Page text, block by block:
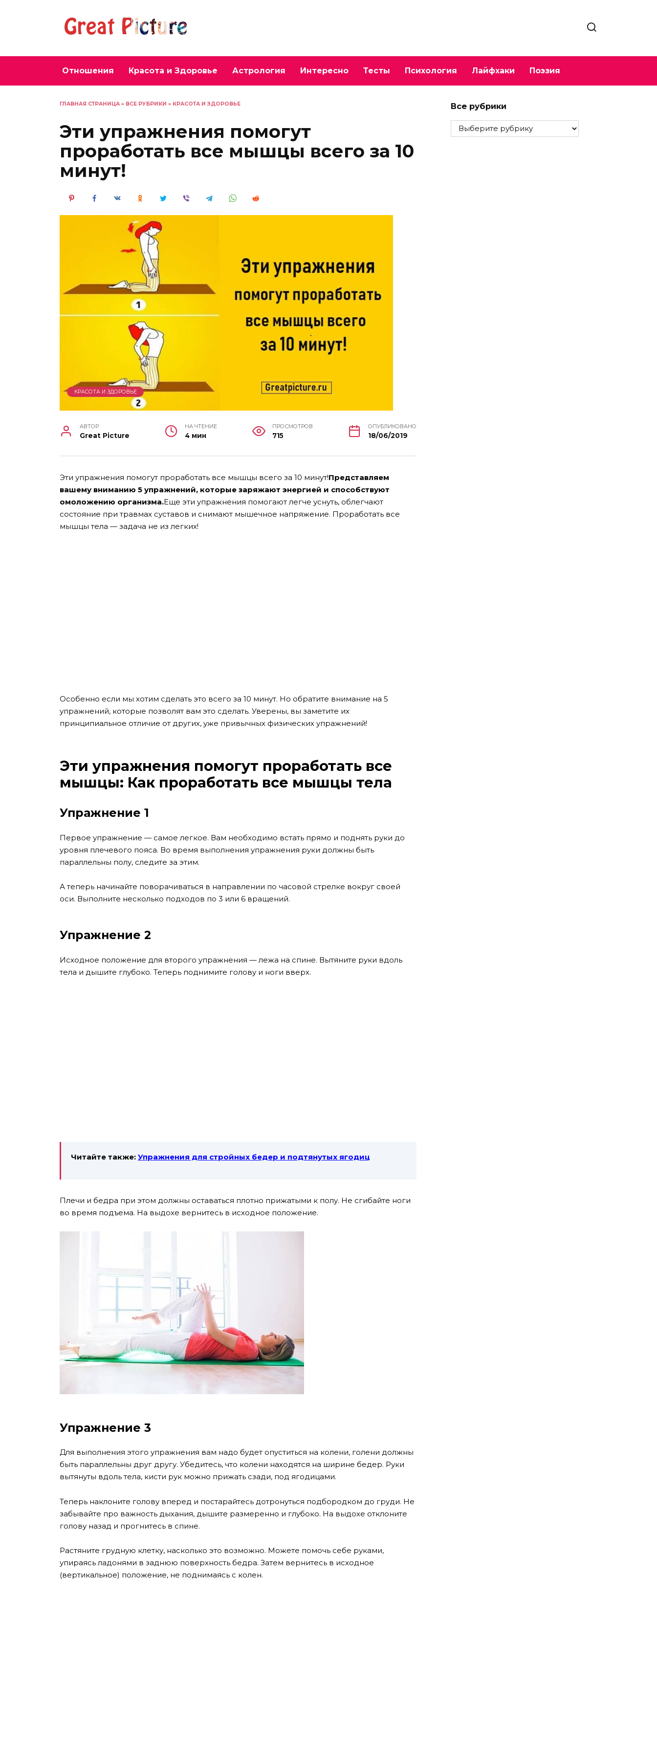
Отношения Красота и Здоровье Астрология Интересно Тесты Психология Лайфхаки Поэзия
ГЛАВНАЯ СТРАНИЦА » ВСЕ РУБРИКИ » КРАСОТА И ЗДОРОВЬЕ
Эти упражнения помогут
проработать все мышцы всего за 10
минут!
КРАСОТА И ЗДОРОВЬЕ
АВТОР
Great Picture
НА ЧТЕНИЕ
4 мин
ПРОСМОТРОВ
715
ОПУБЛИКОВАНО
18/06/2019
Эти упражнения помогут проработать все мышцы всего за 10 минут!Представляем
вашему вниманию 5 упражнений, которые заряжают энергией и способствуют
омоложению организма.Еще эти упражнения помогают легче уснуть, облегчают
состояние при травмах суставов и снимают мышечное напряжение. Проработать все
мышцы тела — задача не из легких!
Особенно если мы хотим сделать это всего за 10 минут. Но обратите внимание на 5
упражнений, которые позволят вам это сделать. Уверены, вы заметите их
принципиальное отличие от других, уже привычных физических упражнений!
Эти упражнения помогут проработать все
мышцы: Как проработать все мышцы тела
Упражнение 1
Первое упражнение — самое легкое. Вам необходимо встать прямо и поднять руки до
уровня плечевого пояса. Во время выполнения упражнения руки должны быть
параллельны полу, следите за этим.
А теперь начинайте поворачиваться в направлении по часовой стрелке вокруг своей
оси. Выполните несколько подходов по 3 или 6 вращений.
Упражнение 2
Исходное положение для второго упражнения — лежа на спине. Вытяните руки вдоль
тела и дышите глубоко. Теперь поднимите голову и ноги вверх.
Читайте также: Упражнения для стройных бедер и подтянутых ягодиц
Плечи и бедра при этом должны оставаться плотно прижатыми к полу. Не сгибайте ноги
во время подъема. На выдохе вернитесь в исходное положение.
Упражнение 3
Для выполнения этого упражнения вам надо будет опуститься на колени, голени должны
быть параллельны друг другу. Убедитесь, что колени находятся на ширине бедер. Руки
вытянуты вдоль тела, кисти рук можно прижать сзади, под ягодицами.
Теперь наклоните голову вперед и постарайтесь дотронуться подбородком до груди. Не
забывайте про важность дыхания, дышите размеренно и глубоко. На выдохе отклоните
голову назад и прогнитесь в спине.
Растяните грудную клетку, насколько это возможно. Можете помочь себе руками,
упираясь ладонями в заднюю поверхность бедра. Затем вернитесь в исходное
(вертикальное) положение, не поднимаясь с колен.
Все рубрики
Все
рубрики